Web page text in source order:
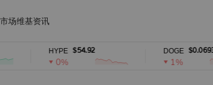
市场维基资讯
HYPE $54.92
0%
DOGE
1%